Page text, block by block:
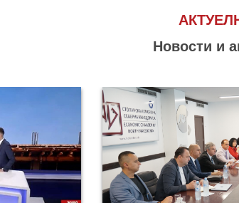
Новости и